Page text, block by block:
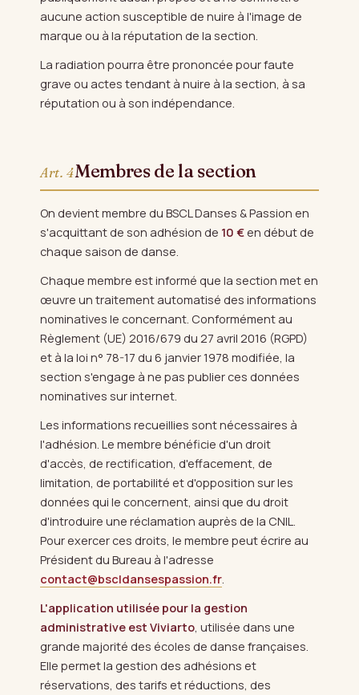
aucune action susceptible de nuire à l'image de
marque ou à la réputation de la section.
La radiation pourra être prononcée pour faute
grave ou actes tendant à nuire à la section, à sa
réputation ou à son indépendance.
Art. 4Membres de la section
On devient membre du BSCL Danses & Passion en
s'acquittant de son adhésion de 10 € en début de
chaque saison de danse.
Chaque membre est informé que la section met en
œuvre un traitement automatisé des informations
nominatives le concernant. Conformément au
Règlement (UE) 2016/679 du 27 avril 2016 (RGPD)
et à la loi n° 78-17 du 6 janvier 1978 modifiée, la
section s'engage à ne pas publier ces données
nominatives sur internet.
Les informations recueillies sont nécessaires à
l'adhésion. Le membre bénéficie d'un droit
d'accès, de rectification, d'effacement, de
limitation, de portabilité et d'opposition sur les
données qui le concernent, ainsi que du droit
d'introduire une réclamation auprès de la CNIL.
Pour exercer ces droits, le membre peut écrire au
Président du Bureau à l'adresse
contact@bscldansespassion.fr
L'application utilisée pour la gestion
administrative est Viviarto , utilisée dans une
grande majorité des écoles de danse françaises.
Elle permet la gestion des adhésions et
réservations, des tarifs et réductions, des